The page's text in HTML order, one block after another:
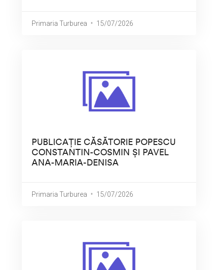
Primaria Turburea 15/07/2026
PUBLICAȚIE CĂSĂTORIE POPESCU
CONSTANTIN-COSMIN ȘI PAVEL
ANA-MARIA-DENISA
Primaria Turburea 15/07/2026